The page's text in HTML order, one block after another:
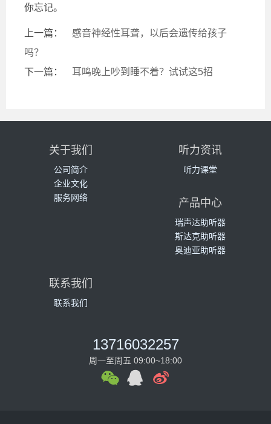
你忘记。
上一篇：
感音神经性耳聋，以后会遗传给孩子
吗？
下一篇：
耳鸣晚上吵到睡不着？试试这5招
关于我们
公司简介
企业文化
服务网络
听力资讯
听力课堂
产品中心
瑞声达助听器
斯达克助听器
奥迪亚助听器
联系我们
联系我们
13716032257
周一至周五 09:00~18:00